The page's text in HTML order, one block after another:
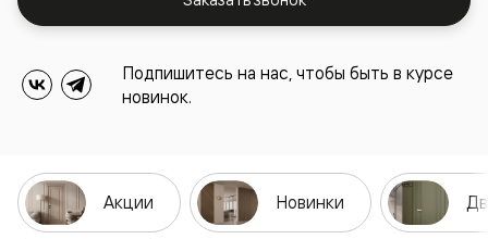
Подпишитесь на нас, чтобы быть в курсе
новинок.
Акции Новинки